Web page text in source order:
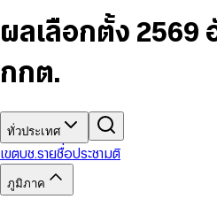
7
8
5
6
8
9
6
7
9
5
6
8
9
9
ผลเลือกตั้ง 2569
กกต.
ทั่วประเทศ
เขตบช.รายชื่อประชามติ
ภูมิภาค